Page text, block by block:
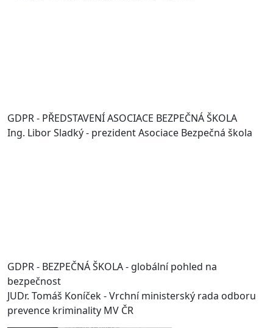
GDPR - PŘEDSTAVENÍ ASOCIACE BEZPEČNÁ ŠKOLA
Ing. Libor Sladký - prezident Asociace Bezpečná škola
GDPR - BEZPEČNÁ ŠKOLA - globální pohled na
bezpečnost
JUDr. Tomáš Koníček - Vrchní ministerský rada odboru
prevence kriminality MV ČR